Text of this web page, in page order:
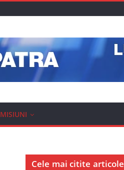
Cele mai citite articole